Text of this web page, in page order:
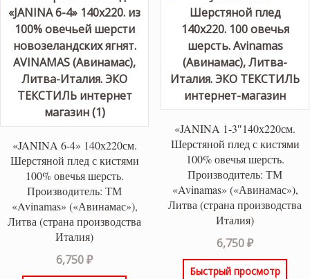
«JANINA 6-4» 140х220см.
Шерстяной плед с кистями
100% овечья шерсть.
Производитель: ТМ
«Avinamas» («Авинамас»),
Литва (страна производства
Италия)
6,750₽
«JANINA 1-3″140х220см.
Шерстяной плед с кистями
100% овечья шерсть.
Производитель: ТМ
«Avinamas» («Авинамас»),
Литва (страна производства
Италия)
6,750₽
Быстрый просмотр